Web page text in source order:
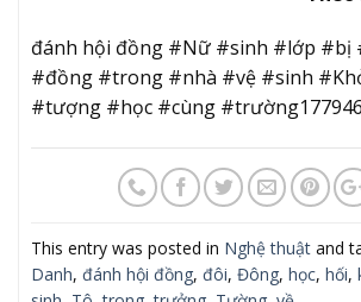
đánh hội đồng #Nữ #sinh #lớp #bị
#đồng #trong #nhà #vệ #sinh
#tượng #học #cùng
This entry was posted in Nghệ thuật and
Danh, đánh hội đồng, đôi, Đông, học, hối,